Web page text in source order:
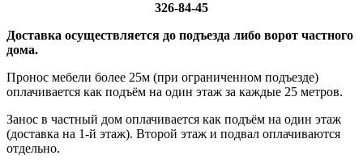
326-84-45
Доставка осуществляется до подъезда либо ворот частного
дома.
Пронос мебели более 25м (при ограниченном подъезде)
оплачивается как подъём на один этаж за каждые 25 метров.
Занос в частный дом оплачивается как подъём на один этаж
(доставка на 1-й этаж). Второй этаж и подвал оплачиваются
отдельно.